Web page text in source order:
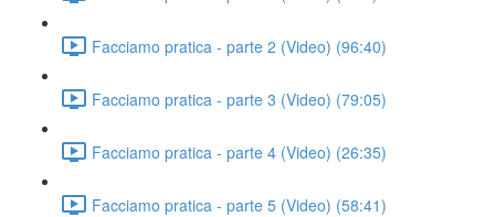
Facciamo pratica - parte 2 (Video) (96:40)
Facciamo pratica - parte 3 (Video) (79:05)
Facciamo pratica - parte 4 (Video) (26:35)
Facciamo pratica - parte 5 (Video) (58:41)